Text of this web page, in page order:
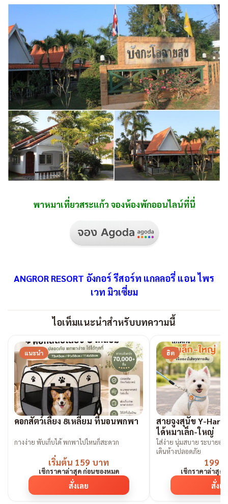
พาหมาเที่ยวสระแก้ว จองห้องพักออนไลน์ที่นี่
ANGROR RESORT อังกอร์ รีสอร์ท แกลลอรี่ แอน ไพร
เวท มิวเซี่ยม
ไอเท็มแนะนำสำหรับบทความนี้
แนะนำ
คอกสัตว์เลี้ยง 8เหลี่ยม ที่นอนพกพา
กางง่าย พับเก็บได้ พกพาไปไหนก็สะดวก
เริ่มต้น 159 บาท
เช็กราคาล่าสุด ก่อนของหมด
สั่งเลย
ฮิต
สายจูงสุนัข Y-
ได้หมาเล็ก-ใหญ่
ใส่ง่าย นุ่มสบาย ระบายอา
เดินห้างปลอดภัย
199
เช็กราคาล่าสุด
สั่งเ